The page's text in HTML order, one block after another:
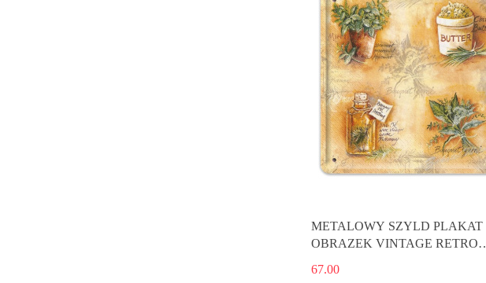
METALOWY SZYLD PLAKAT
OBRAZEK VINTAGE RETRO
67.00